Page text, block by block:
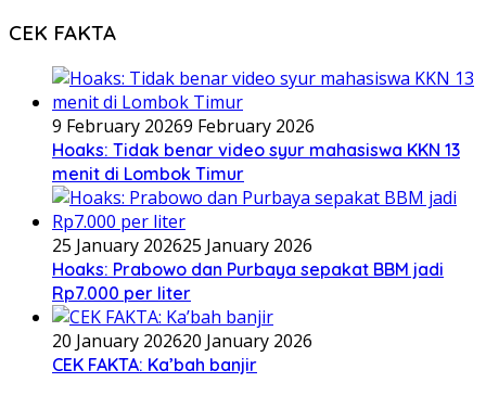
CEK FAKTA
9 February 20269 February 2026
Hoaks: Tidak benar video syur mahasiswa KKN 13
menit di Lombok Timur
25 January 202625 January 2026
Hoaks: Prabowo dan Purbaya sepakat BBM jadi
Rp7.000 per liter
20 January 202620 January 2026
CEK FAKTA: Ka’bah banjir